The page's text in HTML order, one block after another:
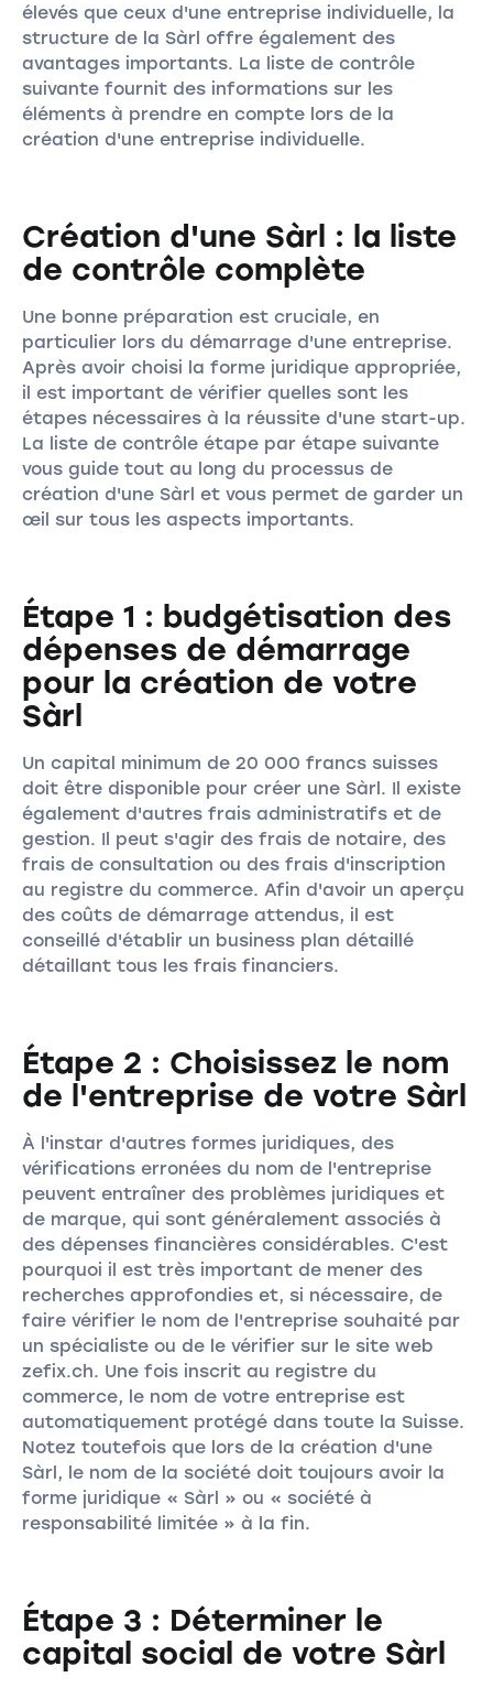
élevés que ceux d'une entreprise individuelle, la
structure de la Sàrl offre également des
avantages importants. La liste de contrôle
suivante fournit des informations sur les
éléments à prendre en compte lors de la
création d'une entreprise individuelle.
Création d'une Sàrl : la liste
de contrôle complète
Une bonne préparation est cruciale, en
particulier lors du démarrage d'une entreprise.
Après avoir choisi la forme juridique appropriée,
il est important de vérifier quelles sont les
étapes nécessaires à la réussite d'une start-up.
La liste de contrôle étape par étape suivante
vous guide tout au long du processus de
création d'une Sàrl et vous permet de garder un
œil sur tous les aspects importants.
Étape 1 : budgétisation des
dépenses de démarrage
pour la création de votre
Sàrl
Un capital minimum de 20 000 francs suisses
doit être disponible pour créer une Sàrl. Il existe
également d'autres frais administratifs et de
gestion. Il peut s'agir des frais de notaire, des
frais de consultation ou des frais d'inscription
au registre du commerce. Afin d'avoir un aperçu
des coûts de démarrage attendus, il est
conseillé d'établir un business plan détaillé
détaillant tous les frais financiers.
Étape 2 : Choisissez le nom
de l'entreprise de votre Sàrl
À l'instar d'autres formes juridiques, des
vérifications erronées du nom de l'entreprise
peuvent entraîner des problèmes juridiques et
de marque, qui sont généralement associés à
des dépenses financières considérables. C'est
pourquoi il est très important de mener des
recherches approfondies et, si nécessaire, de
faire vérifier le nom de l'entreprise souhaité par
un spécialiste ou de le vérifier sur le site web
zefix.ch. Une fois inscrit au registre du
commerce, le nom de votre entreprise est
automatiquement protégé dans toute la Suisse.
Notez toutefois que lors de la création d'une
Sàrl, le nom de la société doit toujours avoir la
forme juridique « Sàrl » ou « société à
responsabilité limitée » à la fin.
Étape 3 : Déterminer le
capital social de votre Sàrl